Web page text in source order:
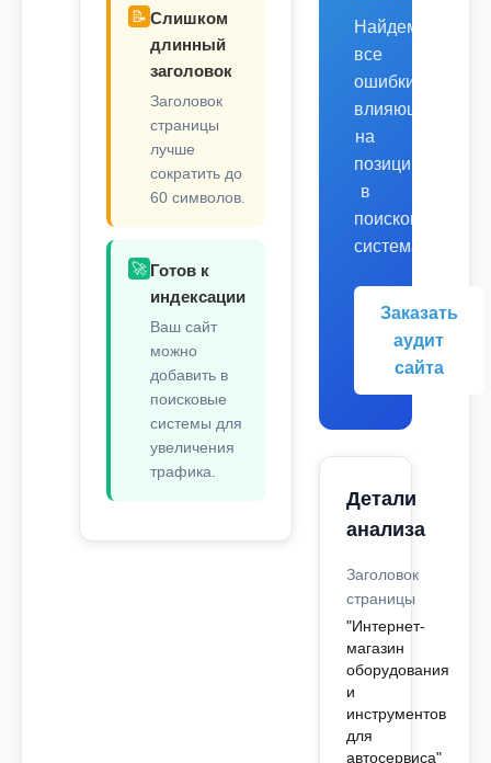
📝 Слишком
длинный
заголовок
Заголовок
страницы
лучше
сократить до
60 символов.
🚀 Готов к
индексации
Ваш сайт
можно
добавить в
поисковые
системы для
увеличения
трафика.
Найдем
все
ошибки,
влияющие
на
позиции
в
поисковых
системах.
Заказать
аудит
сайта
Детали
анализа
Заголовок
страницы
"Интернет-
магазин
оборудования
и
инструментов
для
автосервиса"